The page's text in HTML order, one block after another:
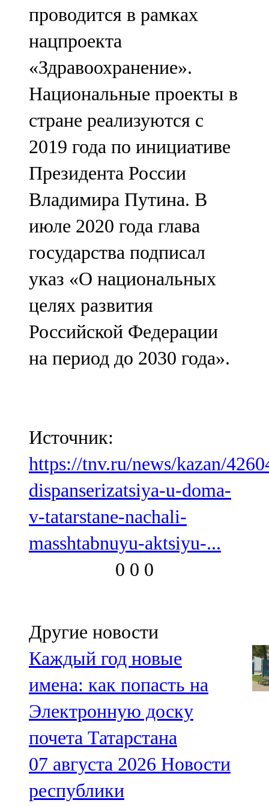
проводится в рамках
нацпроекта
«Здравоохранение».
Национальные проекты в
стране реализуются с
2019 года по инициативе
Президента России
Владимира Путина. В
июле 2020 года глава
государства подписал
указ «О национальных
целях развития
Российской Федерации
на период до 2030 года».
Источник:
https://tnv.ru/news/kazan/
dispanserizatsiya-u-doma-
v-tatarstane-nachali-
masshtabnuyu-aktsiyu-...
0 0 0
Другие новости
Каждый год новые
имена: как попасть на
Электронную доску
почета Татарстана
07 августа 2026 Новости
республики